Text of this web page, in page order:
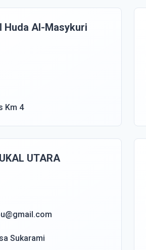
Huda Al-Masykuri
Km 4
UTARA
Sukarami